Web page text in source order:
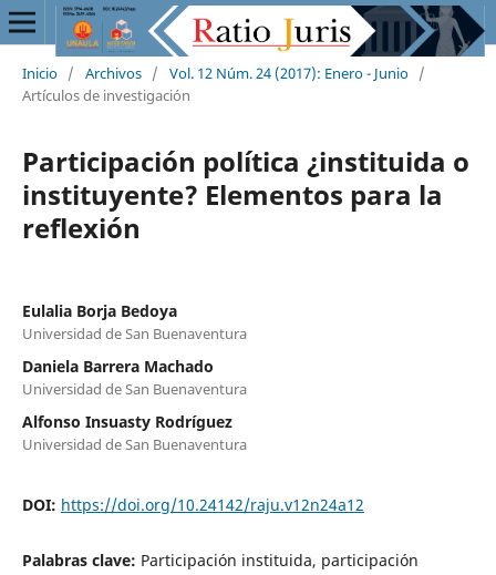
Inicio / Archivos / Vol. 12 Núm. 24 (2017): Enero - Junio /
Artículos de investigación
Participación política ¿instituida o
instituyente? Elementos para la
reflexión
Eulalia Borja Bedoya
Universidad de San Buenaventura
Daniela Barrera Machado
Universidad de San Buenaventura
Alfonso Insuasty Rodríguez
Universidad de San Buenaventura
DOI: https://doi.org/10.24142/raju.v12n24a12
Palabras clave: Participación instituida, participación